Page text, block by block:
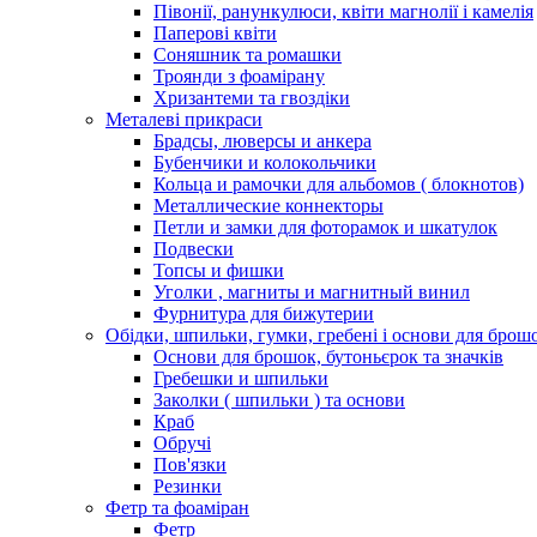
Півонії, ранункулюси, квіти магнолії і камелія
Паперові квіти
Соняшник та ромашки
Троянди з фоамірану
Хризантеми та гвоздіки
Металеві прикраси
Брадсы, люверсы и анкера
Бубенчики и колокольчики
Кольца и рамочки для альбомов ( блокнотов)
Металлические коннекторы
Петли и замки для фоторамок и шкатулок
Подвески
Топсы и фишки
Уголки , магниты и магнитный винил
Фурнитура для бижутерии
Обідки, шпильки, гумки, гребені і основи для
Основи для брошок, бутоньєрок та значків
Гребешки и шпильки
Заколки ( шпильки ) та основи
Краб
Обручі
Пов'язки
Резинки
Фетр та фоаміран
Фетр